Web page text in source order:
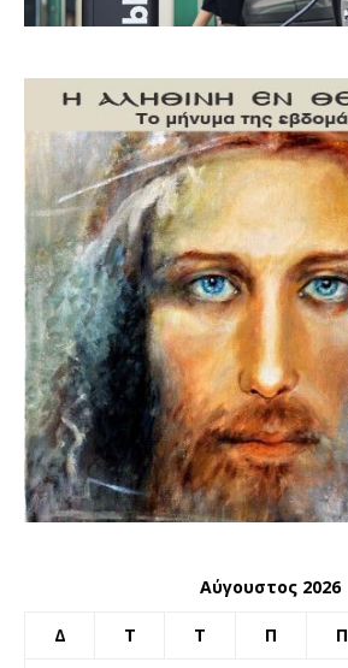
Αύγουστος 2026
Δ Τ Τ Π Π